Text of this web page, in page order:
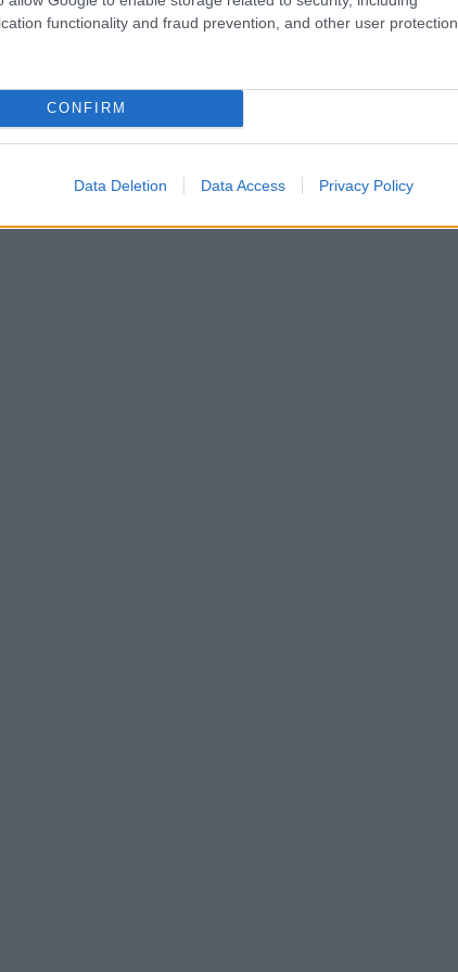
functionality and fraud prevention, and other user protection.
CONFIRM
Data Deletion Data Access Privacy Policy